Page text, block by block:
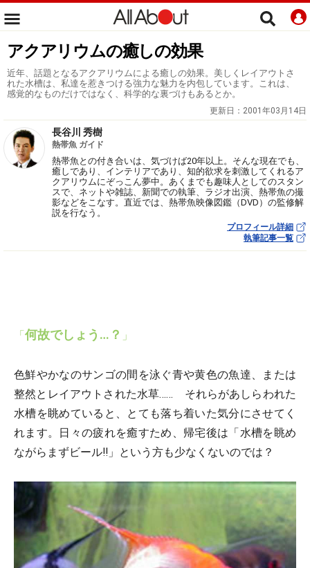
アクアリウムの癒しの効果
近年、話題となるアクアリウムによる癒しの効果。美しくレイアウトさ
れた水槽は、私達を惹きつける強力な魅力を内包しています。これは、
感覚的なものだけではなく、科学的な裏づけもあるとか。
更新日： 2001年03月14日
長谷川 秀樹
熱帯魚 ガイド
熱帯魚との付き合いは、気づけば20年以上。そんな現在でも、
癒しであり、インテリアであり、知的欲求を刺激してくれるア
クアリウムにぞっこん夢中。あくまでも趣味人としてのスタン
スで、ネットや雑誌、新聞での執筆、ラジオ出演、熱帯魚の撮
影などをこなす。直近では、熱帯魚映像図鑑（DVD）の監修解
説を行なう。
プロフィール詳細
執筆記事一覧
「何故でしょう…？ 」
色鮮やかなのサンゴの間を泳ぐ青や黄色の魚達、または
整然とレイアウトされた水草…… それらがあしらわれた
水槽を眺めていると、とても落ち着いた気分にさせてく
れます。日々の疲れを癒すため、帰宅後は「水槽を眺め
ながらまずビール!!」という方も少なくないのでは？